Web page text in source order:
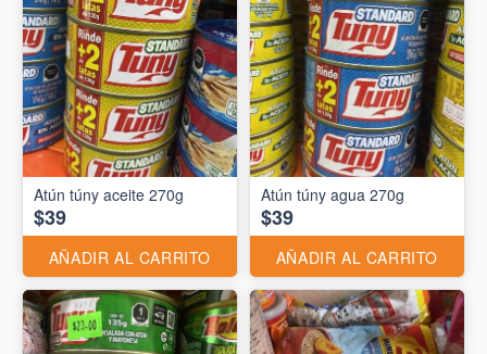
Atún túny aceite 270g
$39
AÑADIR AL CARRITO
Atún túny agua 270g
$39
AÑADIR AL CARRITO